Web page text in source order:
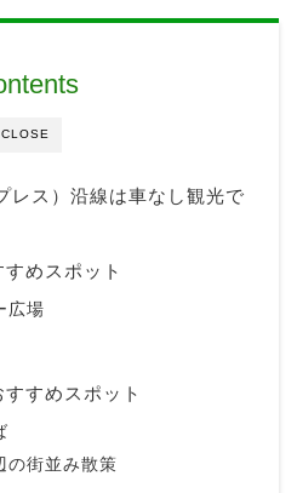
CLOSE
レス）沿線は車なし観光で
めスポット
広場
すめスポット
の街並み散策